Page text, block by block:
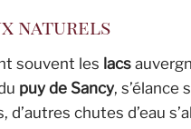
naturels
souvent les lacs
puy de Sancy, s’élance
chutes d’eau